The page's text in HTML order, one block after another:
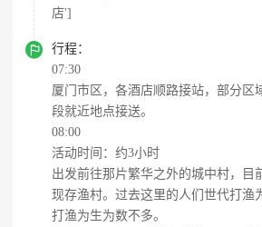
店']

行程：
07:30
厦门市区，各酒店顺路接站，部分区
段就近地点接送。
08:00
活动时间：约3小时
出发前往那片繁华之外的城中村，目
现存渔村。过去这里的人们世代打渔
打渔为生为数不多。